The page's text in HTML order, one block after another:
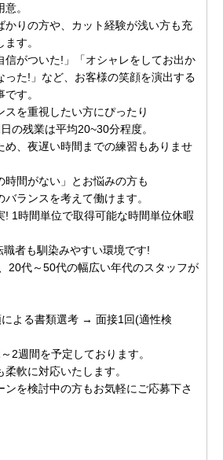
。
かりの方や、カット経験が浅い方も充
す。
信がついた!」「オシャレをしてお出か
った!」など、お客様の笑顔を演出する
す。
を重視したい方にぴったり
の残業は平均20~30分程度。
め、夜遅い時間までの練習もありませ
時間がない」とお悩みの方も
ランスを考えて働けます。
! 1時間単位で取得可能な時間単位休暇
者も馴染みやすい環境です!
20代～50代の幅広い年代のスタッフが
よる書類選考 → 面接1回(適性検
2週間を予定しております。
軟に対応いたします。
ンを検討中の方もお気軽にご応募下さ